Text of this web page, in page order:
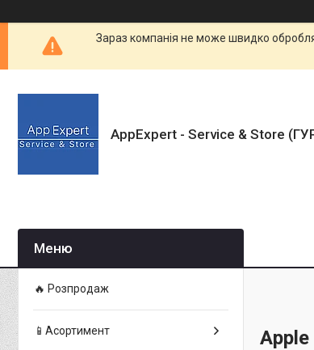
Зараз компанія не може швидко
AppExpert - Service & Store
Apple
🔥 Розпродаж
📱Асортимент